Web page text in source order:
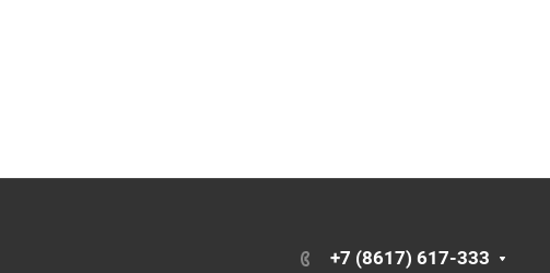
+7 (8617) 617-333